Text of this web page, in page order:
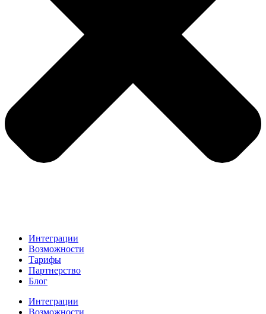
Интеграции
Возможности
Тарифы
Партнерство
Блог
Интеграции
Возможности